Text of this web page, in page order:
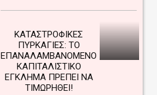
ΚΑΤΑΣΤΡΟΦΙΚΕΣ
ΠΥΡΚΑΓΙΕΣ: ΤΟ
ΕΠΑΝΑΛΑΜΒΑΝΟΜΕΝΟ
ΚΑΠΙΤΑΛΙΣΤΙΚΟ
ΕΓΚΛΗΜΑ ΠΡΕΠΕΙ ΝΑ
ΤΙΜΩΡΗΘΕΙ!